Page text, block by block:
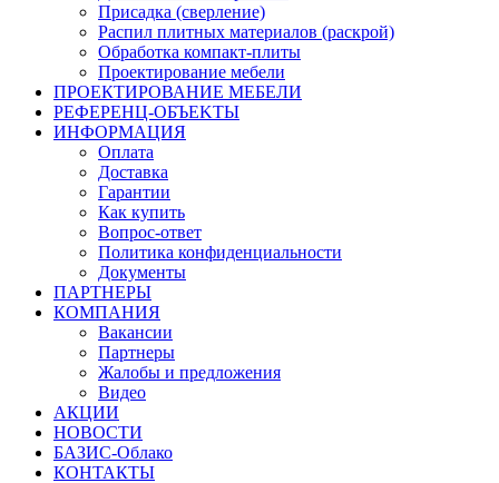
Присадка (сверление)
Распил плитных материалов (раскрой)
Обработка компакт-плиты
Проектирование мебели
ПРОЕКТИРОВАНИЕ МЕБЕЛИ
РЕФЕРЕНЦ-ОБЪЕKТЫ
ИНФОРМАЦИЯ
Оплата
Доставка
Гарантии
Как купить
Вопрос-ответ
Политика конфиденциальности
Документы
ПАРТНЕРЫ
КОМПАНИЯ
Вакансии
Партнеры
Жалобы и предложения
Видео
АКЦИИ
НОВОСТИ
БАЗИС-Облако
КОНТАКТЫ